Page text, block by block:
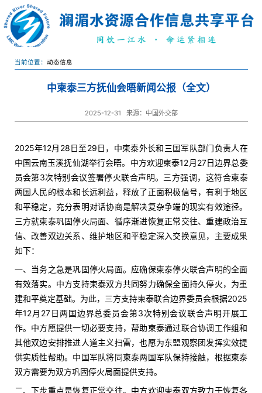
当前位置： 动态信息
中柬泰三方抚仙会晤新闻公报（全文）
2025-12-31 来源：中国外交部
2025年12月28日至29日，中柬泰外长和三国军队部门负责人在
中国云南玉溪抚仙湖举行会晤。中方欢迎柬泰12月27日边界总委
员会第3次特别会议签署停火联合声明。三方强调，这符合柬泰
两国人民的根本和长远利益，释放了正面积极信号，有利于地区
和平稳定，充分表明对话协商是解决复杂争端的现实有效途径。
三方就柬泰巩固停火局面、循序渐进恢复正常交往、重建政治互
信、改善双边关系、维护地区和平稳定深入交换意见，主要成果
如下：
一、当务之急是巩固停火局面。应确保柬泰停火联合声明的全面
有效落实。中方支持柬泰双方共同努力确保全面持久停火，为重
建和平奠定基础。为此，三方支持柬泰联合边界委员会根据2025
年12月27日两国边界总委员会第3次特别会议联合声明开展工
作。中方愿提供一切必要支持，帮助柬泰通过联合协调工作组和
其他双边安排推进人道主义扫雷，也愿为东盟观察团发挥实效提
供实质性帮助。中国军队将同柬泰两国军队保持接触，根据柬泰
双方需要为双方巩固停火局面提供支持。
二、下步重点是恢复正常交往。中方欢迎柬泰双方致力于恢复各